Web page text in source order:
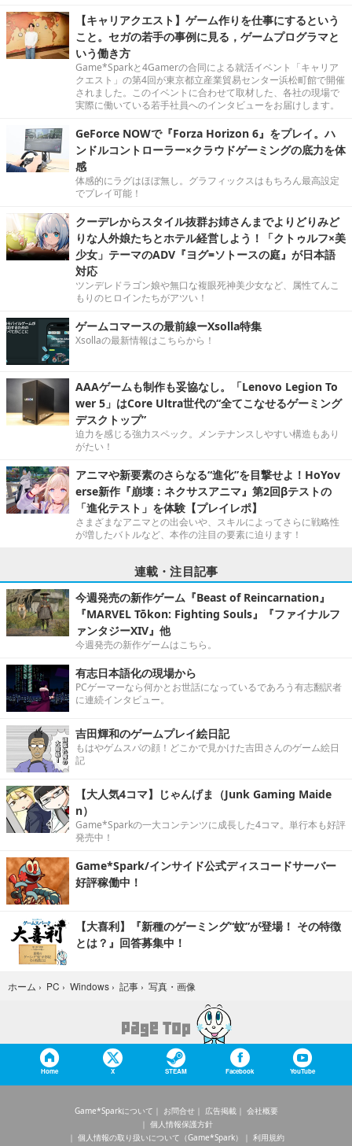
【キャリアクエスト】ゲーム作りを仕事にするという
こと。セガの若手の事例に見る，ゲームプログラマと
いう働き方
Game*Sparkと4Gamerの合同による就活イベント「キャリア
クエスト」の第4回が東京都立産業貿易センター浜松町館で開催
されました。このイベントに合わせて取材した、各社の現場で
実際に働いている若手社員へのインタビューをお届けします。
GeForce NOWで『Forza Horizon 6』をプレイ。ハ
ンドルコントローラー×クラウドゲーミングの底力を体
感
体感的にラグはほぼ無し。グラフィックスはもちろん最高設定
でプレイ可能！
クーデレからスタイル抜群お姉さんまでよりどりみど
りな人外娘たちとホテル経営しよう！「クトゥルフ×美
少女」テーマのADV『ヨグ=ソトースの庭』が日本語
対応
ツンデレドラゴン娘や無口な複眼死神美少女など、属性てんこ
もりのヒロインたちがアツい！
ゲームコマースの最前線ーXsolla特集
Xsollaの最新情報はこちらから！
AAAゲームも制作も妥協なし。「Lenovo Legion To
wer 5」はCore Ultra世代の“全てこなせるゲーミング
デスクトップ”
迫力を感じる強力スペック。メンテナンスしやすい構造もあり
がたい！
アニマや新要素のさらなる“進化”を目撃せよ！HoYov
erse新作『崩壊：ネクサスアニマ』第2回βテストの
「進化テスト」を体験【プレイレポ】
さまざまなアニマとの出会いや、スキルによってさらに戦略性
が増したバトルなど、本作の注目の要素に迫ります！
連載・注目記事
今週発売の新作ゲーム『Beast of Reincarnation』
『MARVEL Tōkon: Fighting Souls』『ファイナルフ
ァンタジーXIV』他
今週発売の新作ゲームはこちら。
有志日本語化の現場から
PCゲーマーなら何かとお世話になっているであろう有志翻訳者
に連続インタビュー。
吉田輝和のゲームプレイ絵日記
もはやゲムスパの顔！どこかで見かけた吉田さんのゲーム絵日
記
【大人気4コマ】じゃんげま（Junk Gaming Maide
n）
Game*Sparkの一大コンテンツに成長した4コマ。単行本も好評
発売中！
Game*Spark/インサイド公式ディスコードサーバー
好評稼働中！
【大喜利】『新種のゲーミング“蚊”が登場！ その特徴
とは？』回答募集中！
ホーム › PC › Windows › 記事 › 写真・画像
Home X STEAM Facebook YouTube
Game*Sparkについて お問合せ 広告掲載
会社概要
個人情報保護方針
個人情報の取り扱いについて（Game*Spark）
利用規約